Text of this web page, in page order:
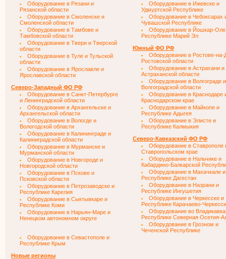
Оборудование в Рязани и
Рязанской области
Оборудование в Смоленске и
Смоленской области
Оборудование в Тамбове и
Тамбовской области
Оборудование в Твери и Тверской
области
Оборудование в Туле и Тульской
области
Оборудование в Ярославле и
Ярославской области
Северо-Западный ФО РФ
Оборудование в Санкт-Петербурге
и Ленинградской области
Оборудование в Архангельске и
Архангельской области
Оборудование в Вологде и
Вологодской области
Оборудование в Калининграде и
Калиниградской области
Оборудование в Мурманске и
Мурманской области
Оборудование в Новгороде и
Новгородской области
Оборудование в Пскове и
Псковской области
Оборудование в Петрозаводске и
Республике Карелия
Оборудование в Сыктывкаре и
Республике Коми
Оборудование в Нарьян-Маре и
Ненецком автономном округе
Оборудование в Севастополе и
Республике Крым
Новые регионы
Оборудование в Ижевске и
Удмуртской Республике
Оборудование в Чебоксарах
Чувашской Республике
Оборудование в Йошкар-
Республике Марий Эл
Южный ФО РФ
Оборудование в Ростове-на-
Ростовской области
Оборудование в Астрахани и
Астраханской области
Оборудование в Волгограде и
Волгоградской области
Оборудование в Краснодаре
Краснодарском крае
Оборудование в Майкопе и
Республике Адыгея
Оборудование в Элисте и
Республике Калмыкия
Северо-Кавказский ФО РФ
Оборудование в Ставрополе
Ставропольском крае
Оборудование в Нальчике и
Кабардино-Балкарской
Оборудование в Махачкале и
Республике Дагестан
Оборудование в Назрани и
Республике Ингушетия
Оборудование в Черкесске и
Республике Карачаево-
Оборудование во
Республике Северная Осетия-
Оборудование в Грозном и
Чеченской Республике